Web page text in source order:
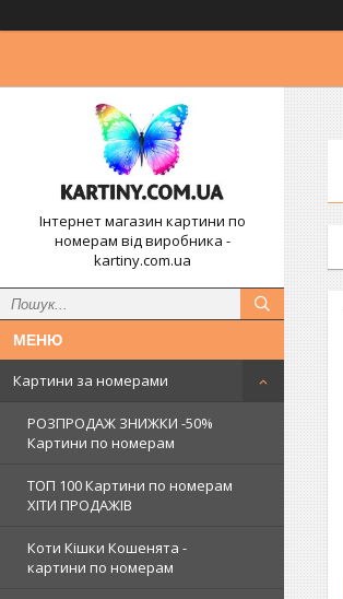
Інтернет магазин картини по
номерам від виробника -
kartiny.com.ua
Картини за номерами
РОЗПРОДАЖ ЗНИЖКИ -50%
Картини по номерам
ТОП 100 Картини по номерам
ХІТИ ПРОДАЖІВ
Коти Кішки Кошенята -
картини по номерам